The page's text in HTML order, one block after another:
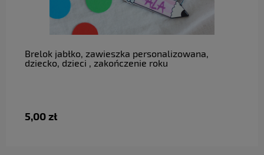
Brelok jabłko, zawieszka personalizowana,
dziecko, dzieci , zakończenie roku
5,00 zł
do koszyka